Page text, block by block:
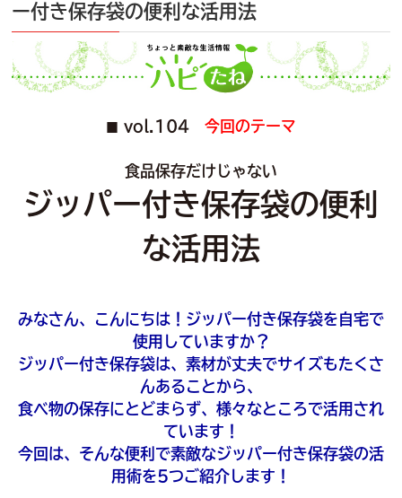
ー付き保存袋の便利な活用法
vol.104 今回のテーマ
食品保存だけじゃない
ジッパー付き保存袋の便利
な活用法
みなさん、こんにちは！ジッパー付き保存袋を自宅で
使用していますか？
ジッパー付き保存袋は、素材が丈夫でサイズもたくさ
んあることから、
食べ物の保存にとどまらず、様々なところで活用され
ています！
今回は、そんな便利で素敵なジッパー付き保存袋の活
用術を5つご紹介します！